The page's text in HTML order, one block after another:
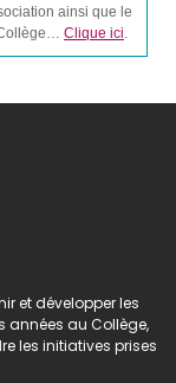
ainsi que le
Clique ici.
et développer les
au Collège,
les initiatives prises